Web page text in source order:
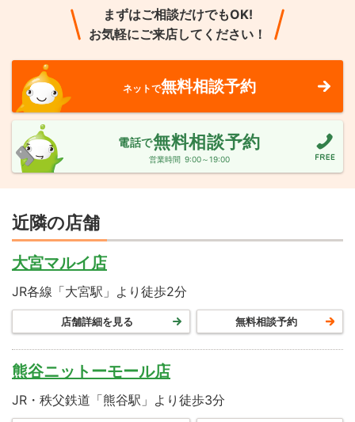
まずはご相談だけでもOK!
お気軽にご来店してください！
ネットで無料相談予約
電話で無料相談予約
営業時間 9:00～19:00
近隣の店舗
大宮マルイ店
JR各線「大宮駅」より徒歩2分
店舗詳細を見る 無料相談予約
熊谷ニットーモール店
JR・秩父鉄道「熊谷駅」より徒歩3分